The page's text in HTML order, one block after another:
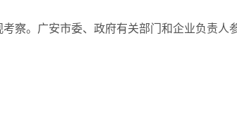
察。广安市委、政府有关部门和企业负责人